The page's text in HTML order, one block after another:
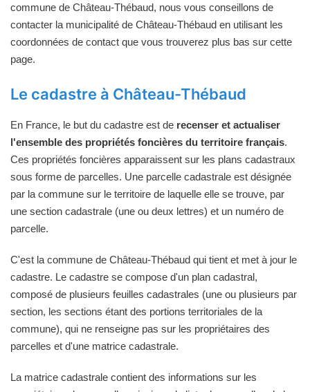
commune de Château-Thébaud, nous vous conseillons de
contacter la municipalité de Château-Thébaud en utilisant les
coordonnées de contact que vous trouverez plus bas sur cette
page.
Le cadastre à Château-Thébaud
En France, le but du cadastre est de recenser et actualiser
l'ensemble des propriétés foncières du territoire français.
Ces propriétés foncières apparaissent sur les plans cadastraux
sous forme de parcelles. Une parcelle cadastrale est désignée
par la commune sur le territoire de laquelle elle se trouve, par
une section cadastrale (une ou deux lettres) et un numéro de
parcelle.
C'est la commune de Château-Thébaud qui tient et met à jour le
cadastre. Le cadastre se compose d'un plan cadastral,
composé de plusieurs feuilles cadastrales (une ou plusieurs par
section, les sections étant des portions territoriales de la
commune), qui ne renseigne pas sur les propriétaires des
parcelles et d'une matrice cadastrale.
La matrice cadastrale contient des informations sur les